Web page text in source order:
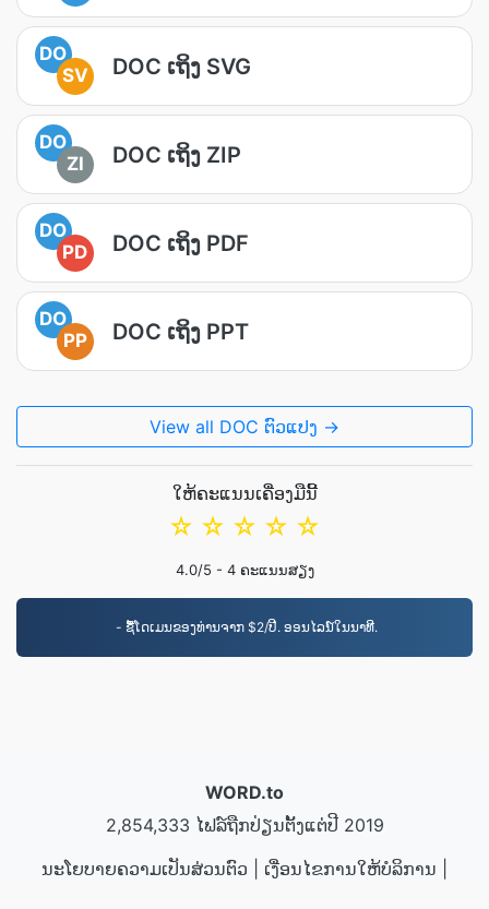
DO
SV
DOC ເຖິງ SVG
DO
ZI
DOC ເຖິງ ZIP
DO
PD
DOC ເຖິງ PDF
DO
PP
DOC ເຖິງ PPT
View all DOC ຕົວແປງ →
ໃຫ້ຄະແນນເຄື່ອງມືນີ້
☆
☆
☆
☆
☆
4.0/5 - 4ຄະແນນສຽງ
- ຊື້ໂດເມນຂອງທ່ານຈາກ $2/ປີ. ອອນໄລນ໌ໃນນາທີ.
WORD.to
2,854,333 ໄຟລ໌ຖືກປ່ຽນຕັ້ງແຕ່ປີ 2019
ນະໂຍບາຍຄວາມເປັນສ່ວນຕົວ
ເງື່ອນໄຂການໃຫ້ບໍລິການ